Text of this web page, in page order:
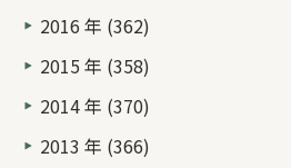
2016 年 (362)
2015 年 (358)
2014 年 (370)
2013 年 (366)